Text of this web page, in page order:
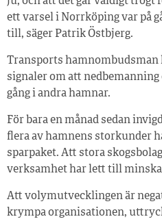
ett varsel i Norrköping var på
till, säger Patrik Östbjerg.
Transports hamnombudsman
signaler om att
gång i andra hamnar.
För bara en månad sedan
flera av hamnens storkunder
sparpaket. Att stora
verksamhet har lett till
Att volymutvecklingen är
krympa organisationen,